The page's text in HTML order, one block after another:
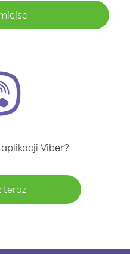
Viber?
teraz